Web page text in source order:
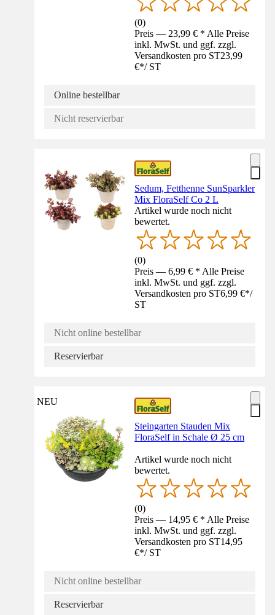
(0)
Preis — 23,99 € * Alle Preise
inkl. MwSt. und ggf. zzgl.
Versandkosten pro ST23,99
€*/ ST
Online bestellbar
Nicht reservierbar
Sedum, Fetthenne SunSparkler
Mix FloraSelf Co 2 L
Artikel wurde noch nicht
bewertet.
(0)
Preis — 6,99 € * Alle Preise
inkl. MwSt. und ggf. zzgl.
Versandkosten pro ST6,99 €*/
ST
Nicht online bestellbar
Reservierbar
NEU
Steingarten Stauden Mix
FloraSelf in Schale Ø 25 cm
Artikel wurde noch nicht
bewertet.
(0)
Preis — 14,95 € * Alle Preise
inkl. MwSt. und ggf. zzgl.
Versandkosten pro ST14,95
€*/ ST
Nicht online bestellbar
Reservierbar